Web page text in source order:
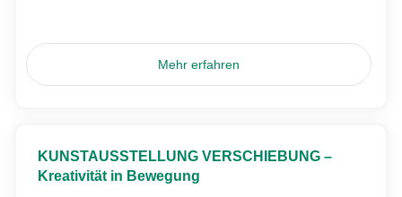
Mehr erfahren
KUNSTAUSSTELLUNG VERSCHIEBUNG –
Kreativität in Bewegung